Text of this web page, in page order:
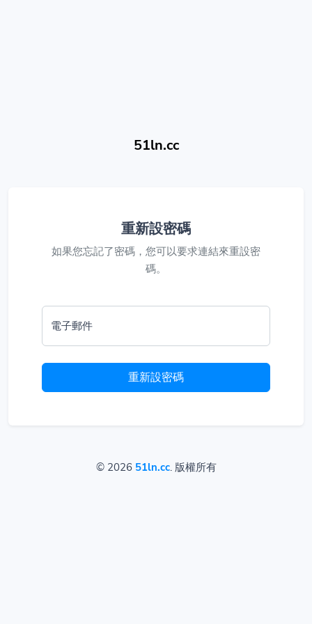
51ln.cc
重新設密碼
如果您忘記了密碼，您可以要求連結來重設密
碼。
電子郵件
重新設密碼
© 2026 51ln.cc. 版權所有